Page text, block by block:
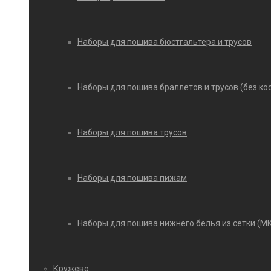
Наборы для пошива бюстгальтера и трусов
Наборы для пошива браллетов и трусов (без
Наборы для пошива трусов
Наборы для пошива пижам
Наборы для пошива нижнего белья из сетки
Кружево